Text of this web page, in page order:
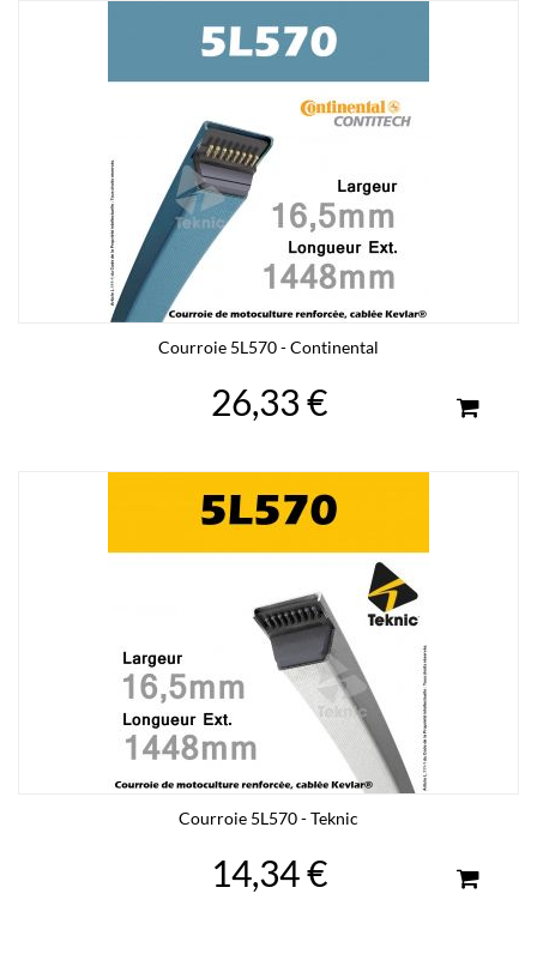
Courroie 5L570 - Continental
26,33 €
Courroie 5L570 - Teknic
14,34 €